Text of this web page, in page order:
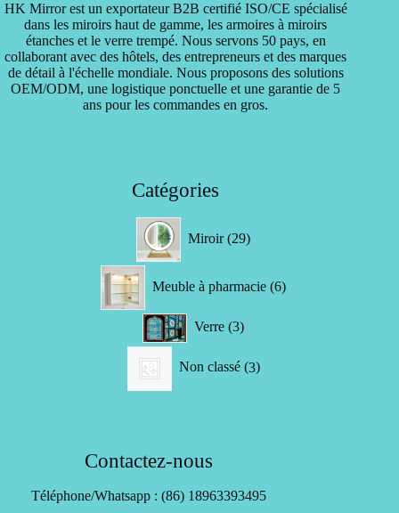
HK Mirror est un exportateur B2B certifié ISO/CE spécialisé
dans les miroirs haut de gamme, les armoires à miroirs
étanches et le verre trempé. Nous servons 50 pays, en
collaborant avec des hôtels, des entrepreneurs et des marques
de détail à l'échelle mondiale. Nous proposons des solutions
OEM/ODM, une logistique ponctuelle et une garantie de 5
ans pour les commandes en gros.
Catégories
Miroir 29produits
Meuble à pharmacie 6produits
Verre 33
produits
Non classé 3produits
Contactez-nous
Téléphone/Whatsapp : (86) 18963393495